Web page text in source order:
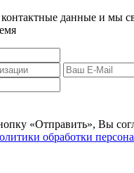
контактные данные и мы
«Отправить», Вы
обработки